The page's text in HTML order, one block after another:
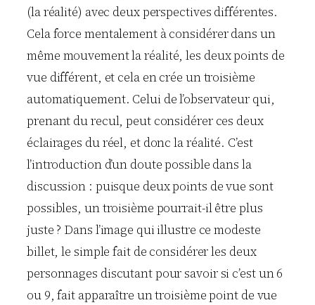
(la réalité) avec deux perspectives différentes.
Cela force mentalement à considérer dans un
même mouvement la réalité, les deux points de
vue différent, et cela en crée un troisième
automatiquement. Celui de l’observateur qui,
prenant du recul, peut considérer ces deux
éclairages du réel, et donc la réalité. C’est
l’introduction d’un doute possible dans la
discussion : puisque deux points de vue sont
possibles, un troisième pourrait-il être plus
juste ? Dans l’image qui illustre ce modeste
billet, le simple fait de considérer les deux
personnages discutant pour savoir si c’est un 6
ou 9, fait apparaître un troisième point de vue